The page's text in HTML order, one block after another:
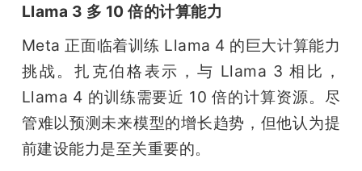
Llama 3 多 10 倍的计算能力
Meta 正面临着训练 Llama 4 的巨大计算能力
挑战。扎克伯格表示，与 Llama 3 相比，
Llama 4 的训练需要近 10 倍的计算资源。尽
管难以预测未来模型的增长趋势，但他认为提
前建设能力是至关重要的。